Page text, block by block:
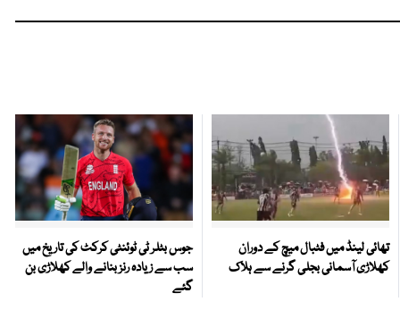
تھائی لینڈ میں فٹبال میچ کے دوران
کھلاڑی آسمانی بجلی گرنے سے ہلاک
جوس بٹلر ٹی ٹوئنٹی کرکٹ کی تاریخ میں
سب سے زیادہ رنز بنانے والے کھلاڑی بن
گئے